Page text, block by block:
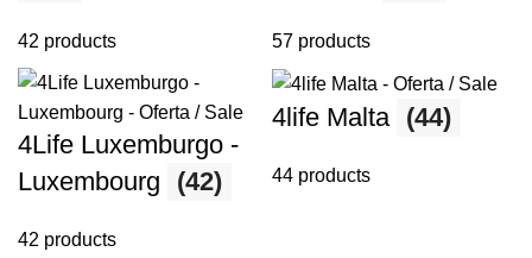
42 products 57 products
4Life Luxemburgo -
Luxembourg
(42)
42 products
4life Malta (44)
44 products